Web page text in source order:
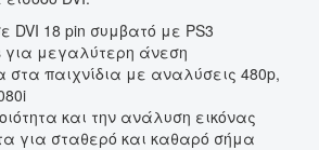
DVI 18 pin συμβατό με PS3
για μεγαλύτερη άνεση
στα παιχνίδια με αναλύσεις 480p,
και την ανάλυση εικόνας
για σταθερό και καθαρό σήμα